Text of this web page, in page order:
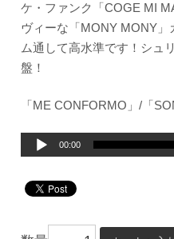
ケ・ファンク「COGE MI
ヴィーな「MONY MONY
ム通して高水準です！シュ
盤！
「ME CONFORMO」/「
プ
00:00